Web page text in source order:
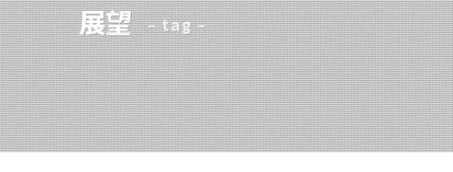
展望 – tag –